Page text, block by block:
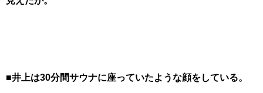
■井上は30分間サウナに座っていたような顔をしている。